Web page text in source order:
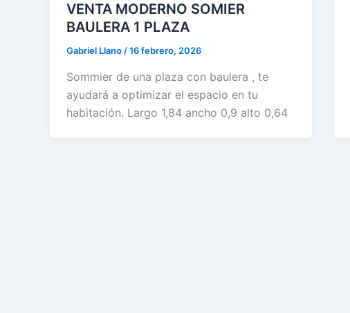
VENTA MODERNO SOMIER
BAULERA 1 PLAZA
Gabriel Llano /16 febrero, 2026
Sommier de una plaza con baulera , te
ayudará a optimizar el espacio en tu
habitación. Largo 1,84 ancho 0,9 alto 0,64